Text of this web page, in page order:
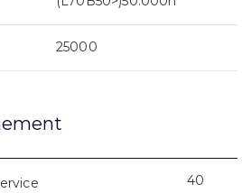
25000
40